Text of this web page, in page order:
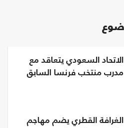
الاتحاد السعودي يتعاقد مع
مدرب منتخب فرنسا السابق
الغرافة القطري يضم مهاجم